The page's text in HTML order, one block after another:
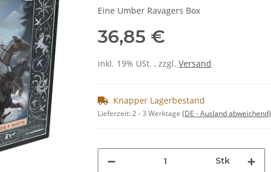
Eine Umber Ravagers Box
36,85 €
inkl. 19% USt. , zzgl. Versand
Knapper Lagerbestand
Lieferzeit:2 - 3 Werktage (DE - Ausland abweichend)
Stk